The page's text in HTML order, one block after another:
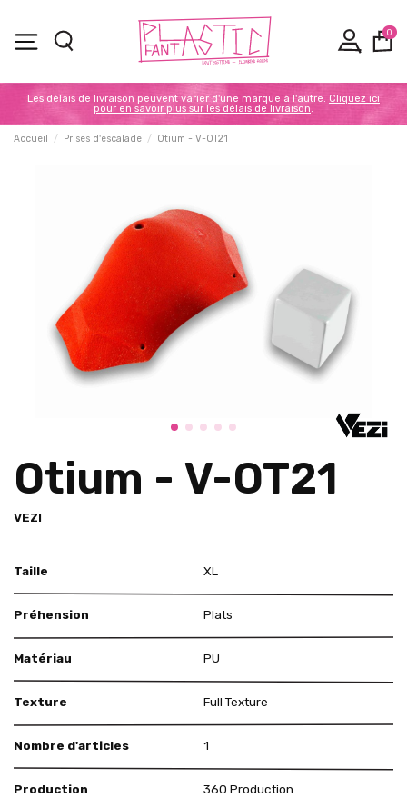
0
Les délais de livraison peuvent varier d'une marque à l'autre. Cliquez ici
pour en savoir plus sur les délais de livraison.
Accueil Prises d'escalade Otium - V-OT21
Otium - V-OT21
VEZI
Taille XL
Préhension Plats
Matériau PU
Texture Full Texture
Nombre d'articles 1
Production 360 Production